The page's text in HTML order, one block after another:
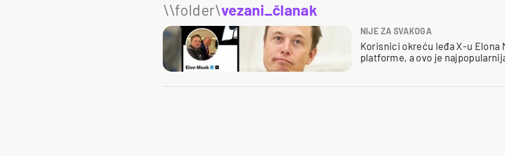
\\folder\vezani_članak
NIJE ZA SVAKOGA
Korisnici okreću leđa X-u Elona
platforme, a ovo je